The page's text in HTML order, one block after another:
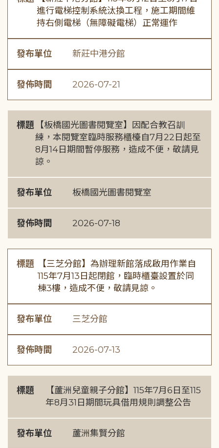
進行電梯控制系統汰換工程，施工期間維
持右側電梯（無障礙電梯）正常運作
發布單位 新莊中港分館
發佈時間 2026-07-21
標題
【板橋國光圖書閱覽室】因配合教召訓
練，本閱覽室臨時服務櫃檯自7月22日起至
8月14日期間暫停服務，造成不便，敬請見
諒。
發布單位 板橋國光圖書閱覽室
發佈時間 2026-07-18
標題
【三芝分館】為辦理新館落成啟用作業自
115年7月13日起閉館，臨時櫃臺設置於同
棟3樓，造成不便，敬請見諒。
發布單位 三芝分館
發佈時間 2026-07-13
標題
【蘆洲兒童親子分館】115年7月6日至115
年8月31日期間玩具借用規則調整公告
發布單位 蘆洲集賢分館